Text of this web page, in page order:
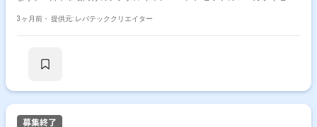
含む/静止画・モーション形式双方) - 支給されたマスター素材をもとに、
なラッパー管理(クリックトラッキング設定、再生挙動、ファイル構成、プ
アニメーションタイミング、仕様、ローカライゼーションを含む全体的な
3ヶ月前・ 提供元: レバテッククリエイター